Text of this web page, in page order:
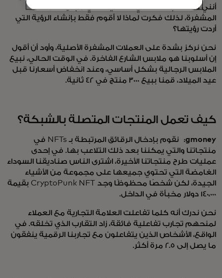
أنني كنت ناجحًا، لكنني كنت أيضًا في مجال العملات
المشفرة، لذلك فكرت لماذا لا أقوم فقط بإنشاء الرؤية التي
أردت رؤيتها؟
نحن نركز بشدة على العملات المشفرة الأصلية، وأود أن أقول
إن أسلوبنا هو ملابس الشارع الفاخرة. في الوقت الحالي، نبيع
الملابس الرجالية بشكل أساسي، وعند انخفاض أسعارنا قبل
عيد الميلاد، قمنا ببيع 3000 منتج في 42 ثانية.
كيف تعمل المنتجات المتصلة بالشبكة؟
gmoney:
نقوم بإدخال الرقائق المرتبطة بـ NFTs في
منتجاتنا والتي يمكننا بعد ذلك التلاعب بها. في إحدى
عمليات طرح منتجاتنا الأخيرة، اشترى الناس صناديقنا السوداء
الغامضة التي تحتوي جميعها على مجموعة من الأشياء
الجيدة، لكن شخصًا محظوظًا وجد CryptoPunk NFT بقيمة
140،000 دولار مخبأة في الداخل.
نحن ندرك أنه كلما تفاعلت العلامة التجارية مع العملاء
لمنحهم تجارب تفاعلية فائقة، زاد التقارب الذي تخلقه. في
الواقع، الأشخاص الذين يتفاعلون مع تجاربنا الرقمية ينفقون
ما يصل إلى 2.5 مرة أكثر.